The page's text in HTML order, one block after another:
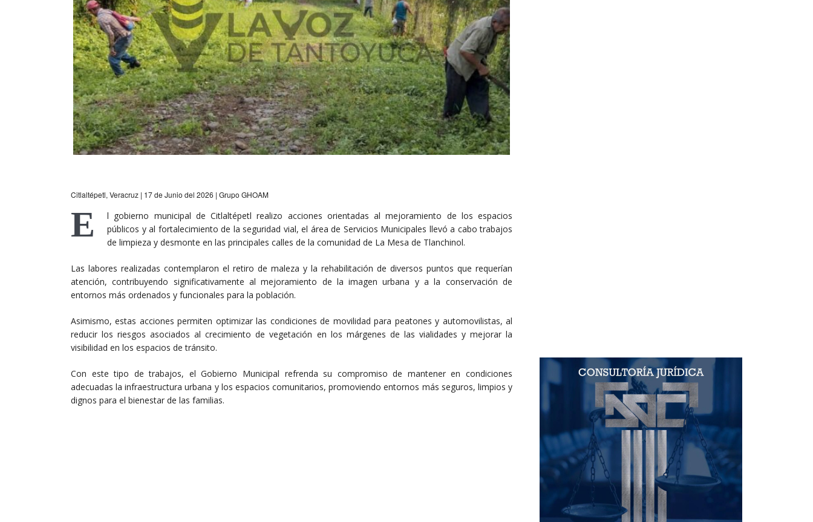
Citlaltépetl, Veracruz | 17 de Junio del 2026 | Grupo GHOAM
E
l gobierno municipal de Citlaltépetl realizo acciones orientadas al mejoramiento de los espacios
públicos y al fortalecimiento de la seguridad vial, el área de Servicios Municipales llevó a cabo trabajos
de limpieza y desmonte en las principales calles de la comunidad de La Mesa de Tlanchinol.
Las labores realizadas contemplaron el retiro de maleza y la rehabilitación de diversos puntos que requerían
atención, contribuyendo significativamente al mejoramiento de la imagen urbana y a la conservación de
entornos más ordenados y funcionales para la población.
Asimismo, estas acciones permiten optimizar las condiciones de movilidad para peatones y automovilistas, al
reducir los riesgos asociados al crecimiento de vegetación en los márgenes de las vialidades y mejorar la
visibilidad en los espacios de tránsito.
Con este tipo de trabajos, el Gobierno Municipal refrenda su compromiso de mantener en condiciones
adecuadas la infraestructura urbana y los espacios comunitarios, promoviendo entornos más seguros, limpios y
dignos para el bienestar de las familias.